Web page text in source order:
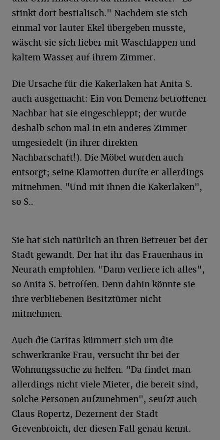
stinkt dort bestialisch." Nachdem sie sich
einmal vor lauter Ekel übergeben musste,
wäscht sie sich lieber mit Waschlappen und
kaltem Wasser auf ihrem Zimmer.
Die Ursache für die Kakerlaken hat Anita S.
auch ausgemacht: Ein von Demenz betroffener
Nachbar hat sie eingeschleppt; der wurde
deshalb schon mal in ein anderes Zimmer
umgesiedelt (in ihrer direkten
Nachbarschaft!). Die Möbel wurden auch
entsorgt; seine Klamotten durfte er allerdings
mitnehmen. "Und mit ihnen die Kakerlaken",
so S..
Sie hat sich natürlich an ihren Betreuer bei der
Stadt gewandt. Der hat ihr das Frauenhaus in
Neurath empfohlen. "Dann verliere ich alles",
so Anita S. betroffen. Denn dahin könnte sie
ihre verbliebenen Besitztümer nicht
mitnehmen.
Auch die Caritas kümmert sich um die
schwerkranke Frau, versucht ihr bei der
Wohnungssuche zu helfen. "Da findet man
allerdings nicht viele Mieter, die bereit sind,
solche Personen aufzunehmen", seufzt auch
Claus Ropertz, Dezernent der Stadt
Grevenbroich, der diesen Fall genau kennt.